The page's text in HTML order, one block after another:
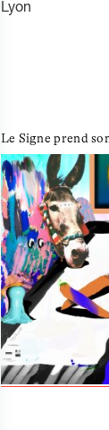
Lyon
Le Signe prend